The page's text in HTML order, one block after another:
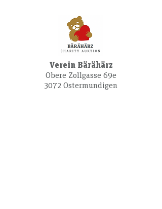
Verein Bärähärz
Obere Zollgasse 69e
3072 Ostermundigen